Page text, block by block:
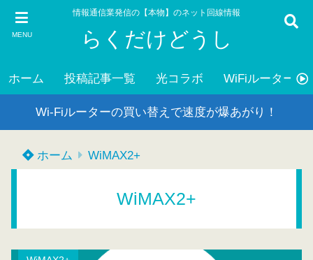
MENU
情報通信業発信の【本物】のネット回線情報
らくだけどうし
ホーム 投稿記事一覧 光コラボ WiFiルーター
Wi-Fiルーターの買い替えで速度が爆あがり！
ホーム WiMAX2+
WiMAX2+